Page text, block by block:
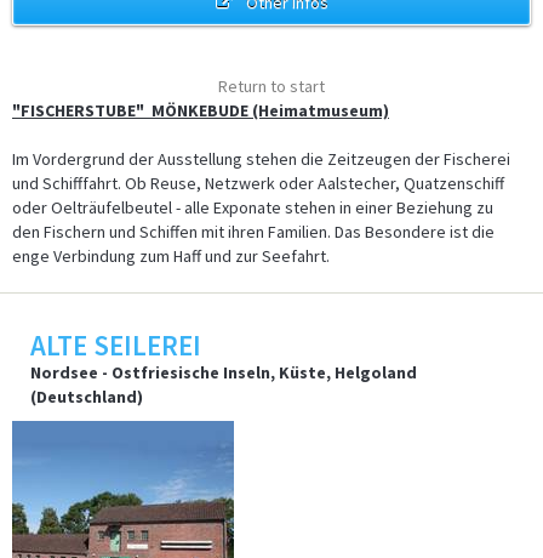
Return to start
"FISCHERSTUBE" MÖNKEBUDE (Heimatmuseum)
Im Vordergrund der Ausstellung stehen die Zeitzeugen der Fischerei
und Schifffahrt. Ob Reuse, Netzwerk oder Aalstecher, Quatzenschiff
oder Oelträufelbeutel - alle Exponate stehen in einer Beziehung zu
den Fischern und Schiffen mit ihren Familien. Das Besondere ist die
enge Verbindung zum Haff und zur Seefahrt.
ALTE SEILEREI
Nordsee - Ostfriesische Inseln, Küste, Helgoland
(Deutschland)